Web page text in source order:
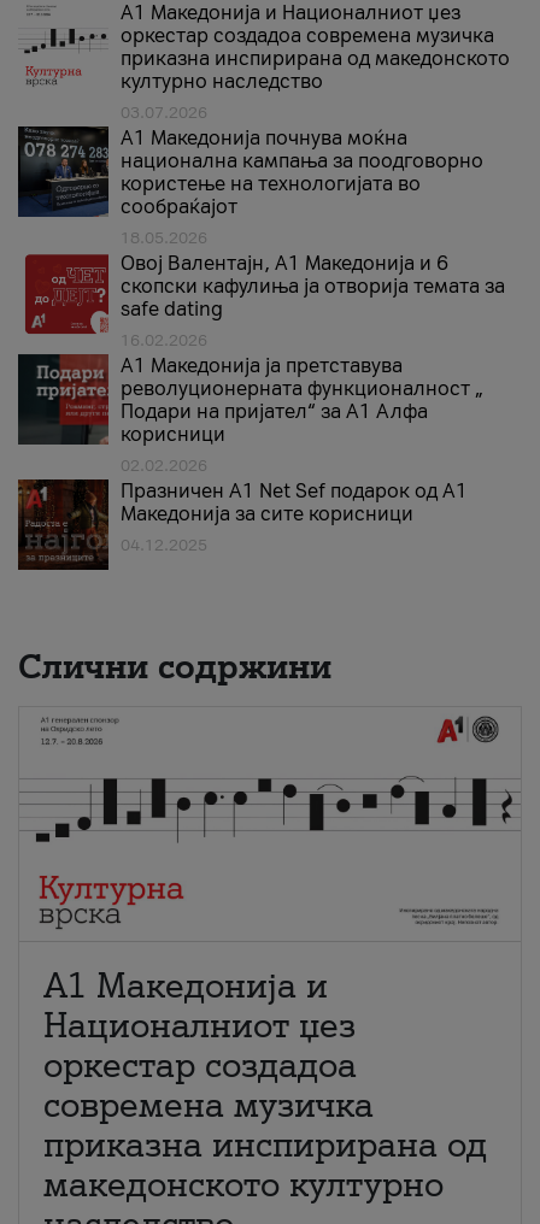
А1 Македонија и Националниот џез
оркестар создадоа современа музичка
приказна инспирирана од македонското
културно наследство
03.07.2026
A1 Македонија почнува моќна
национална кампања за поодговорно
користење на технологијата во
сообраќајот
18.05.2026
Овој Валентајн, A1 Македонија и 6
скопски кафулиња ја отворија темата за
safe dating
16.02.2026
А1 Македонија ја претставува
револуционерната функционалност „
Подари на пријател“ за А1 Алфа
корисници
02.02.2026
Празничен A1 Net Sеf подарок од А1
Македонија за сите корисници
04.12.2025
Слични содржини
А1 Македонија и
Националниот џез
оркестар создадоа
современа музичка
приказна инспирирана од
македонското културно